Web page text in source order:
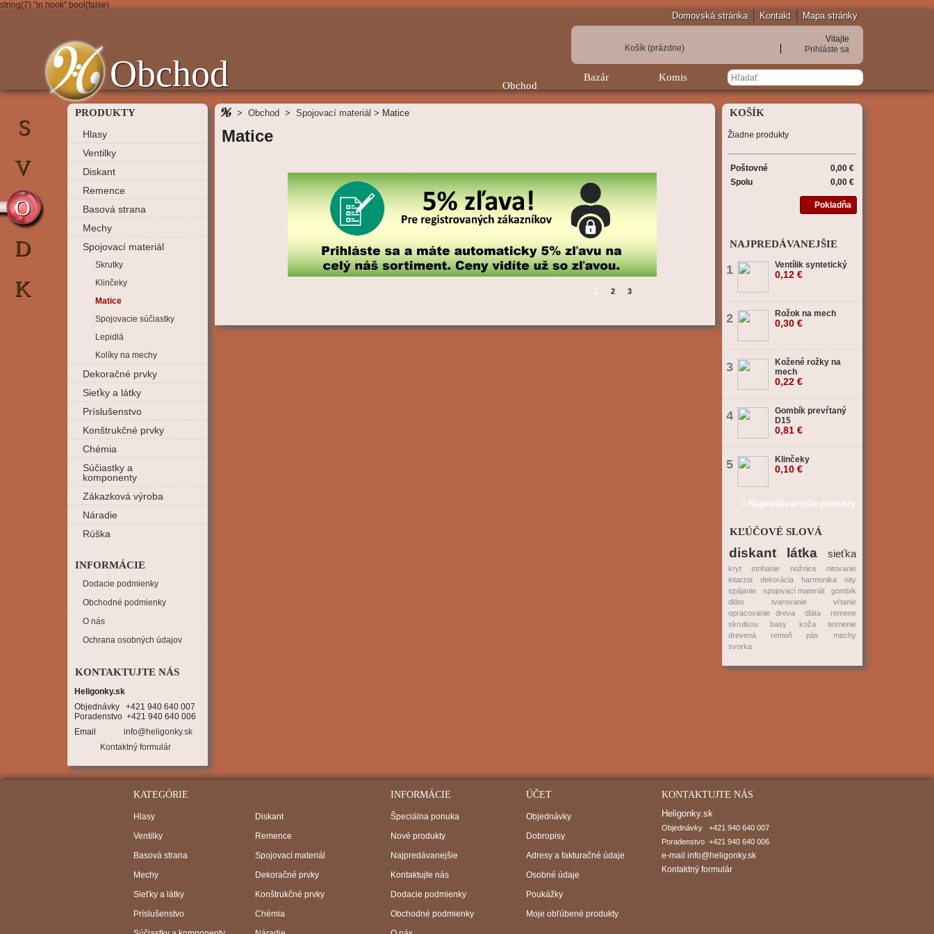
string(7) "in hook" bool(false)
Obchod
Domovská stránka Kontakt Mapa stránky
Vitajte
Prihláste sa
Košík (prázdne)
Komis
Bazár
Obchod
PRODUKTY
Hlasy
Ventilky
Diskant
Remence
Basová strana
Mechy
Spojovací materiál
Skrutky
Klinčeky
Matice
Spojovacie súčiastky
Lepidlá
Kolíky na mechy
Dekoračné prvky
Sieťky a látky
Príslušenstvo
Konštrukčné prvky
Chémia
Súčiastky a
komponenty
Zákazková výroba
Náradie
Rúška
INFORMÁCIE
Dodacie podmienky
Obchodné podmienky
O nás
Ochrana osobných údajov
S
V
O
D
K
KONTAKTUJTE NÁS
Heligonky.sk
Objednávky   +421 940 640 007
Poradenstvo  +421 940 640 006
Email
info@heligonky.sk
Kontaktný formulár
> Obchod > Spojovací materiál > Matice
Matice
1 2 3
KOŠÍK
Žiadne produkty
0,00 €
Poštovné
0,00 €
Spolu
Pokladňa
NAJPREDÁVANEJŠIE
1 Ventílik syntetický
0,12 €
2 Rožok na mech
0,30 €
3
Kožené rožky na
mech
0,22 €
4
Gombík prevŕtaný
D15
0,81 €
5 Klinčeky
0,10 €
» Najpredávanejšie produkty
KĽÚČOVÉ SLOVÁ
diskant látka sieťka
kryt strihanie nožnice
nitovanie
intarzia
dekorácia harmonika
nity
spájanie
spojovací materiál
gombík
dláto
tvarovanie
vŕtanie
opracovanie dreva
dláta
remene
skrutkou
basy koža
tesnenie
drevená
remeň pás
mechy
svorka
KATEGÓRIE
Hlasy
Ventilky
Diskant
Remence
Basová strana
Mechy
Spojovací materiál
Dekoračné prvky
Sieťky a látky
Príslušenstvo
Konštrukčné prvky
Chémia
INFORMÁCIE
Špeciálna ponuka
Nové produkty
Najpredávanejšie
Kontaktujte nás
Dodacie podmienky
Obchodné podmienky
ÚČET
Objednávky
Dobropisy
Adresy a fakturačné údaje
Osobné údaje
Poukážky
Moje obľúbené produkty
KONTAKTUJTE NÁS
Heligonky.sk
Objednávky   +421 940 640 007
Poradenstvo  +421 940 640 006
e-mail info@heligonky.sk
Kontaktný formulár